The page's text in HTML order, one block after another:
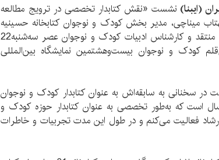
(ایبنا) نشست «نقش کتابدار تخصصی در ترویج مطالعه
میناچی‌، مدیر بخش کودک و نوجوان کتابخانه حسینیه
ارشاد و سید‌علیرضا حافظی‌، منتقد و کارشناس ادبیات کودک و نوجوان‌ عصر سه‌شنبه‌22
اهل‌قلم کودک و نوجوان بیست‌وهشتمین نمایشگاه بین‌المللی
در سخنانی به سابقه‌اش به عنوان کتابدار کودک و نوجوان
کرد و گفت: من 17 سال است که به‌طور تخصصی به عنوان کتابدار حوزه کودک و
ارشاد فعالیت می‌کنم‌ و در طول این مدت تجربیات و خاطرات